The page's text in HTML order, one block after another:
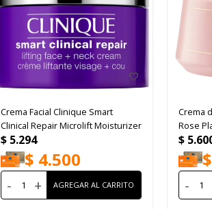
Crema Facial Clinique Smart
Clinical Repair Microlift Moisturizer
$ 5.294
$ 4.500
- +
Crema
Rose
$
$
-